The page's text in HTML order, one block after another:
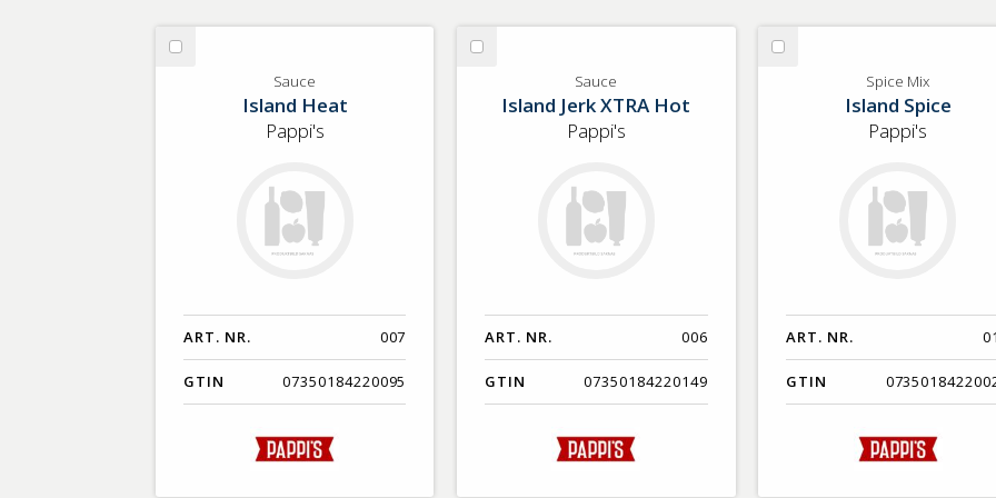
Välj
Sauce
Island Heat
Pappi's
ART. NR. 007
GTIN 07350184220095
Välj
Sauce
Island Jerk XTRA Hot
Pappi's
ART. NR. 006
GTIN 07350184220149
Välj
Spice Mix
Island Spice
Pappi's
ART. NR.
GTIN